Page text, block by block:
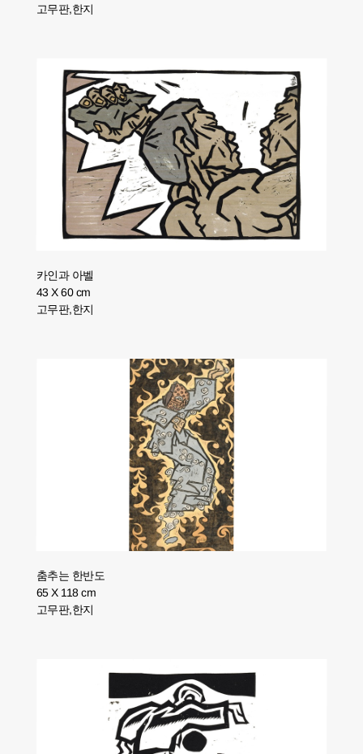
고무판,한지
카인과 아벨
43 X 60 cm
고무판,한지
춤추는 한반도
65 X 118 cm
고무판,한지